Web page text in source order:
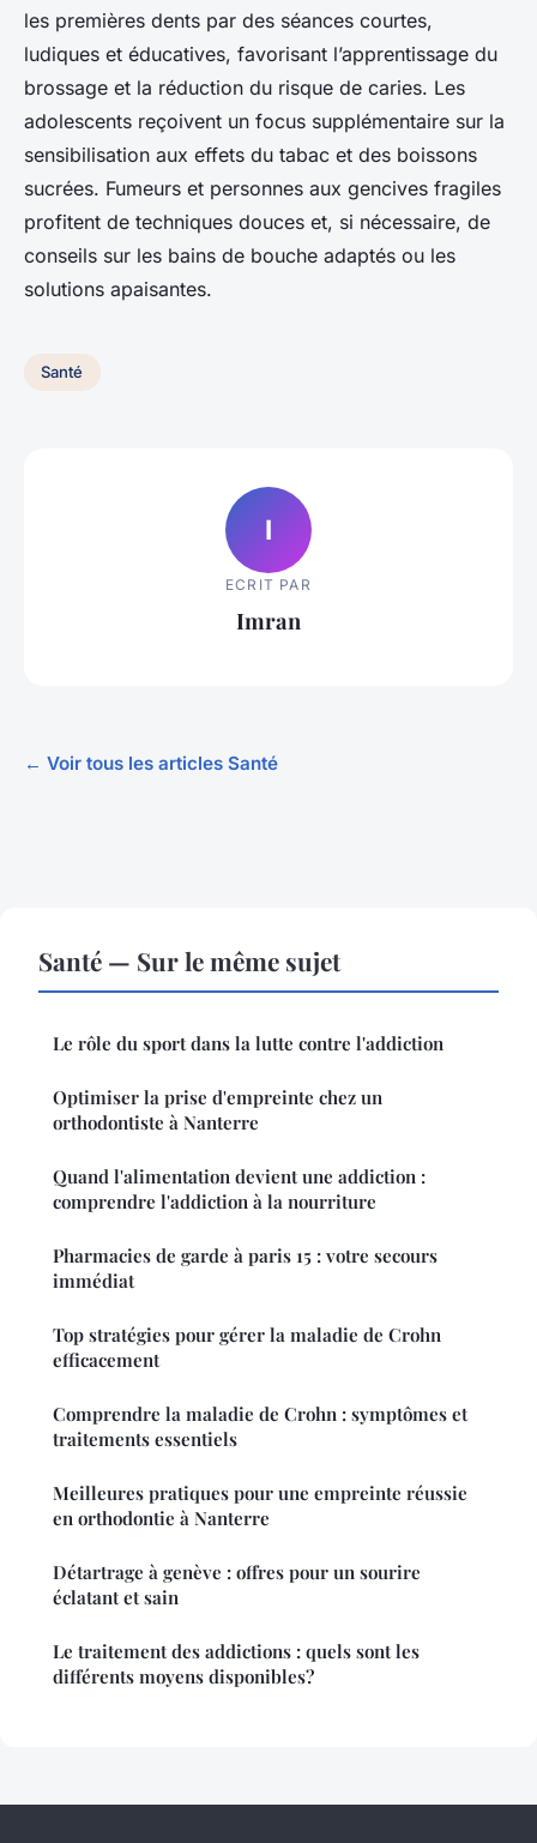
les premières dents par des séances courtes,
ludiques et éducatives, favorisant l’apprentissage du
brossage et la réduction du risque de caries. Les
adolescents reçoivent un focus supplémentaire sur la
sensibilisation aux effets du tabac et des boissons
sucrées. Fumeurs et personnes aux gencives fragiles
profitent de techniques douces et, si nécessaire, de
conseils sur les bains de bouche adaptés ou les
solutions apaisantes.
Santé
I
ECRIT PAR
Imran
← Voir tous les articles Santé
Santé — Sur le même sujet
Le rôle du sport dans la lutte contre l'addiction
Optimiser la prise d'empreinte chez un
orthodontiste à Nanterre
Quand l'alimentation devient une addiction :
comprendre l'addiction à la nourriture
Pharmacies de garde à paris 15 : votre secours
immédiat
Top stratégies pour gérer la maladie de Crohn
efficacement
Comprendre la maladie de Crohn : symptômes et
traitements essentiels
Meilleures pratiques pour une empreinte réussie
en orthodontie à Nanterre
Détartrage à genève : offres pour un sourire
éclatant et sain
Le traitement des addictions : quels sont les
différents moyens disponibles?